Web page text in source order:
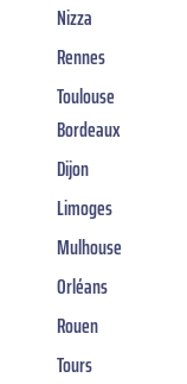
Nizza
Rennes
Toulouse
Bordeaux
Dijon
Limoges
Mulhouse
Orléans
Rouen
Tours